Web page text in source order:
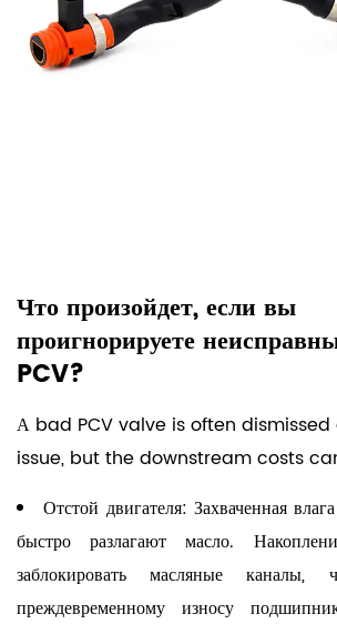
Что произойдет, если вы
проигнорируете
PCV?
А bad PCV valve is often
issue, but the downstream costs
Отстой двигателя: Захваченная
быстро разлагают масло.
заблокировать масляные
преждевременному износу